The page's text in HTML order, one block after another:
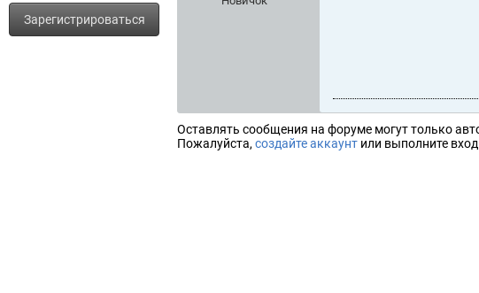
Зарегистрироваться
Оставлять сообщения на форуме могут только
Пожалуйста, создайте аккаунт или выполните